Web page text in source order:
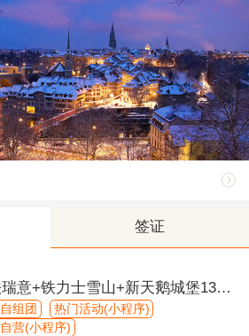
签证
意+铁力士雪山+新天鹅城堡13日
旅
组团
热门活动(小程序)
营(小程序)